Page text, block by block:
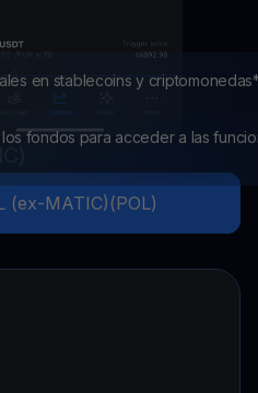
en stablecoins y
fondos para acceder a las
(ex-MATIC)(POL)